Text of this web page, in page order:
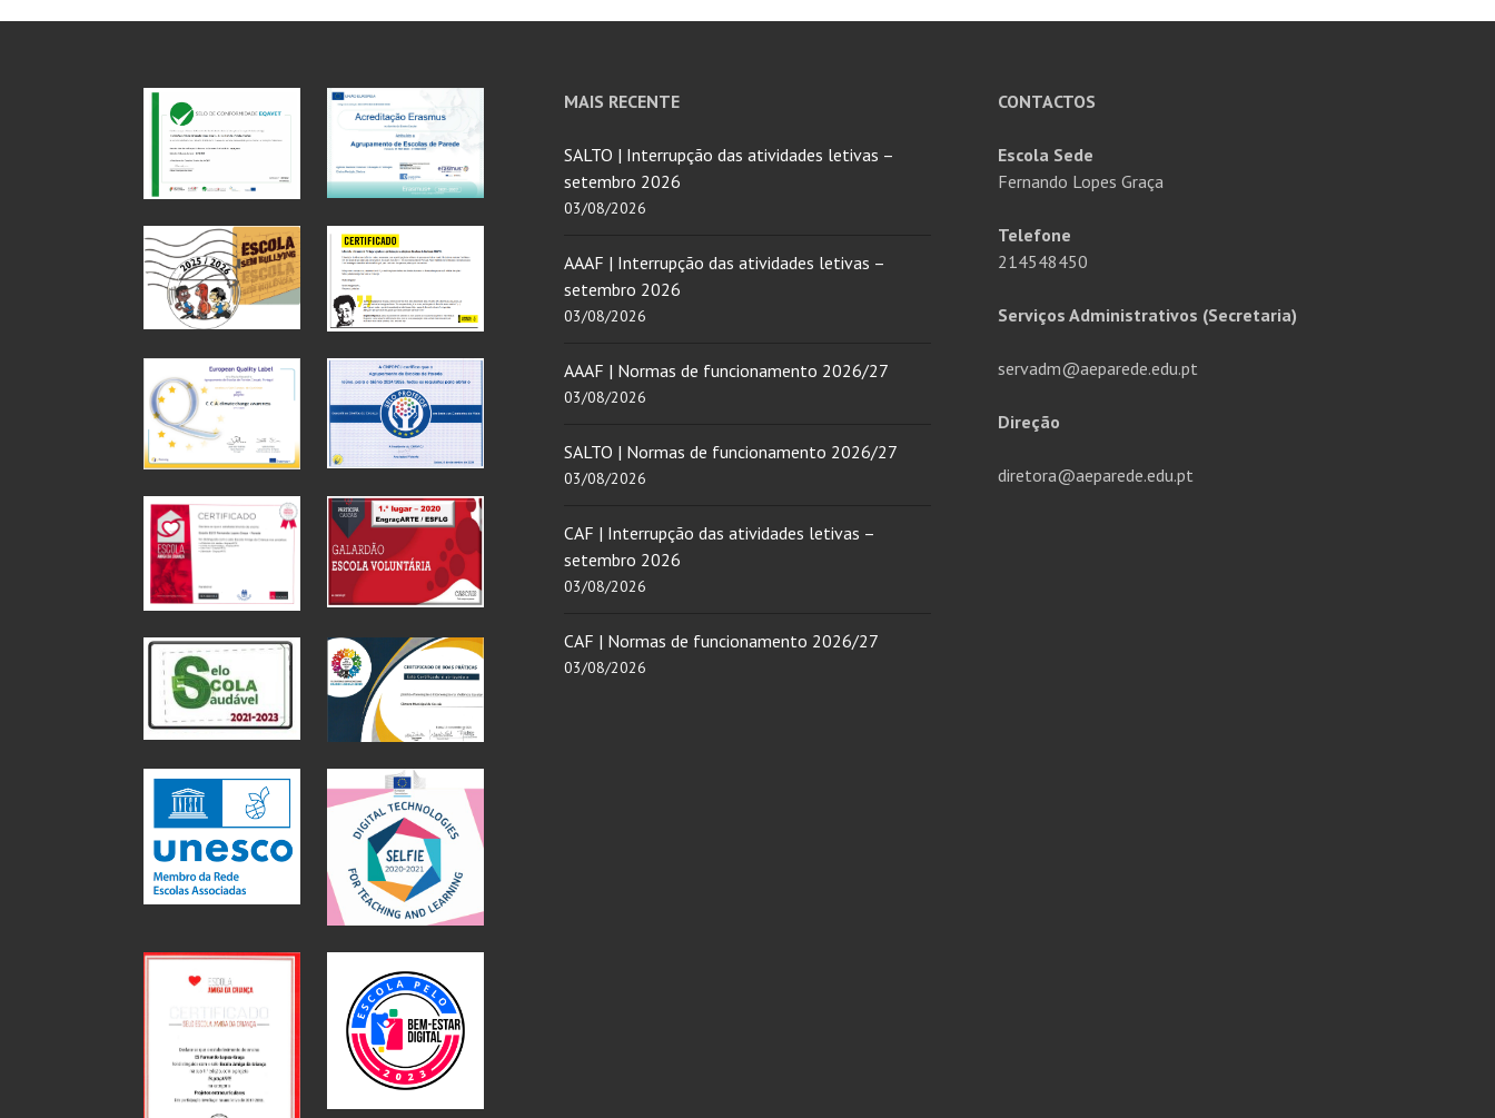
MAIS RECENTE
SALTO | Interrupção das atividades letivas –
setembro 2026
03/08/2026
AAAF | Interrupção das atividades letivas –
setembro 2026
03/08/2026
AAAF | Normas de funcionamento 2026/27
03/08/2026
SALTO | Normas de funcionamento 2026/27
03/08/2026
CAF | Interrupção das atividades letivas –
setembro 2026
03/08/2026
CAF | Normas de funcionamento 2026/27
03/08/2026
CONTACTOS
Escola Sede
Fernando Lopes Graça
Telefone
214548450
Serviços Administrativos (Secretaria)
servadm@aeparede.edu.pt
Direção
diretora@aeparede.edu.pt